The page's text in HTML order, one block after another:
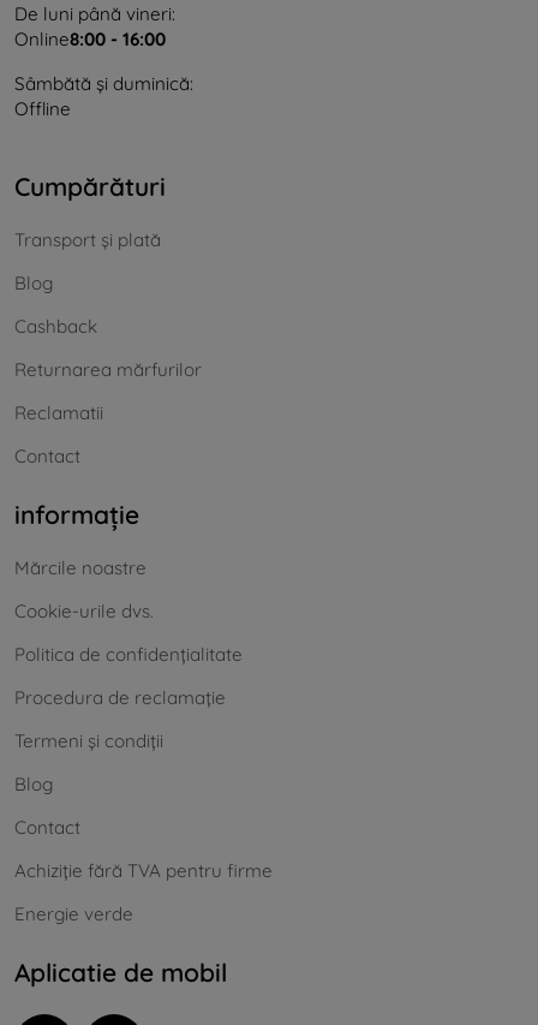
De luni până vineri:
Online8:00 - 16:00
Sâmbătă și duminică:
Offline
Cumpărături
Transport și plată
Blog
Cashback
Returnarea mărfurilor
Reclamatii
Contact
informație
Mărcile noastre
Cookie-urile dvs.
Politica de confidențialitate
Procedura de reclamație
Termeni și condiții
Blog
Contact
Achiziție fără TVA pentru firme
Energie verde
Aplicatie de mobil